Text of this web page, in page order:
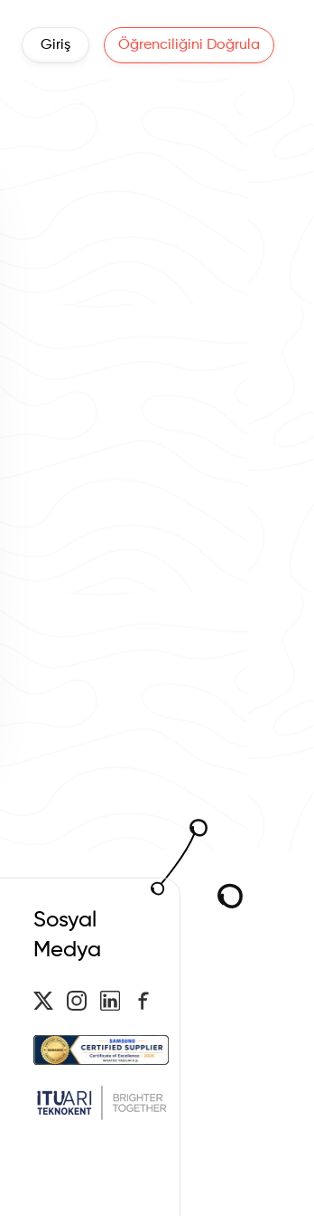
Giriş Öğrenciliğini Doğrula
Sosyal
Medya